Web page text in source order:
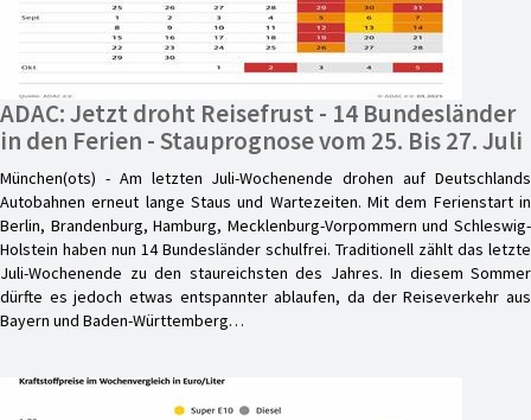
ADAC: Jetzt droht Reisefrust - 14 Bundesländer
in den Ferien - Stauprognose vom 25. Bis 27. Juli
München(ots) - Am letzten Juli-Wochenende drohen auf Deutschlands
Autobahnen erneut lange Staus und Wartezeiten. Mit dem Ferienstart in
Berlin, Brandenburg, Hamburg, Mecklenburg-Vorpommern und Schleswig-
Holstein haben nun 14 Bundesländer schulfrei. Traditionell zählt das letzte
Juli-Wochenende zu den staureichsten des Jahres. In diesem Sommer
dürfte es jedoch etwas entspannter ablaufen, da der Reiseverkehr aus
Bayern und Baden-Württemberg…